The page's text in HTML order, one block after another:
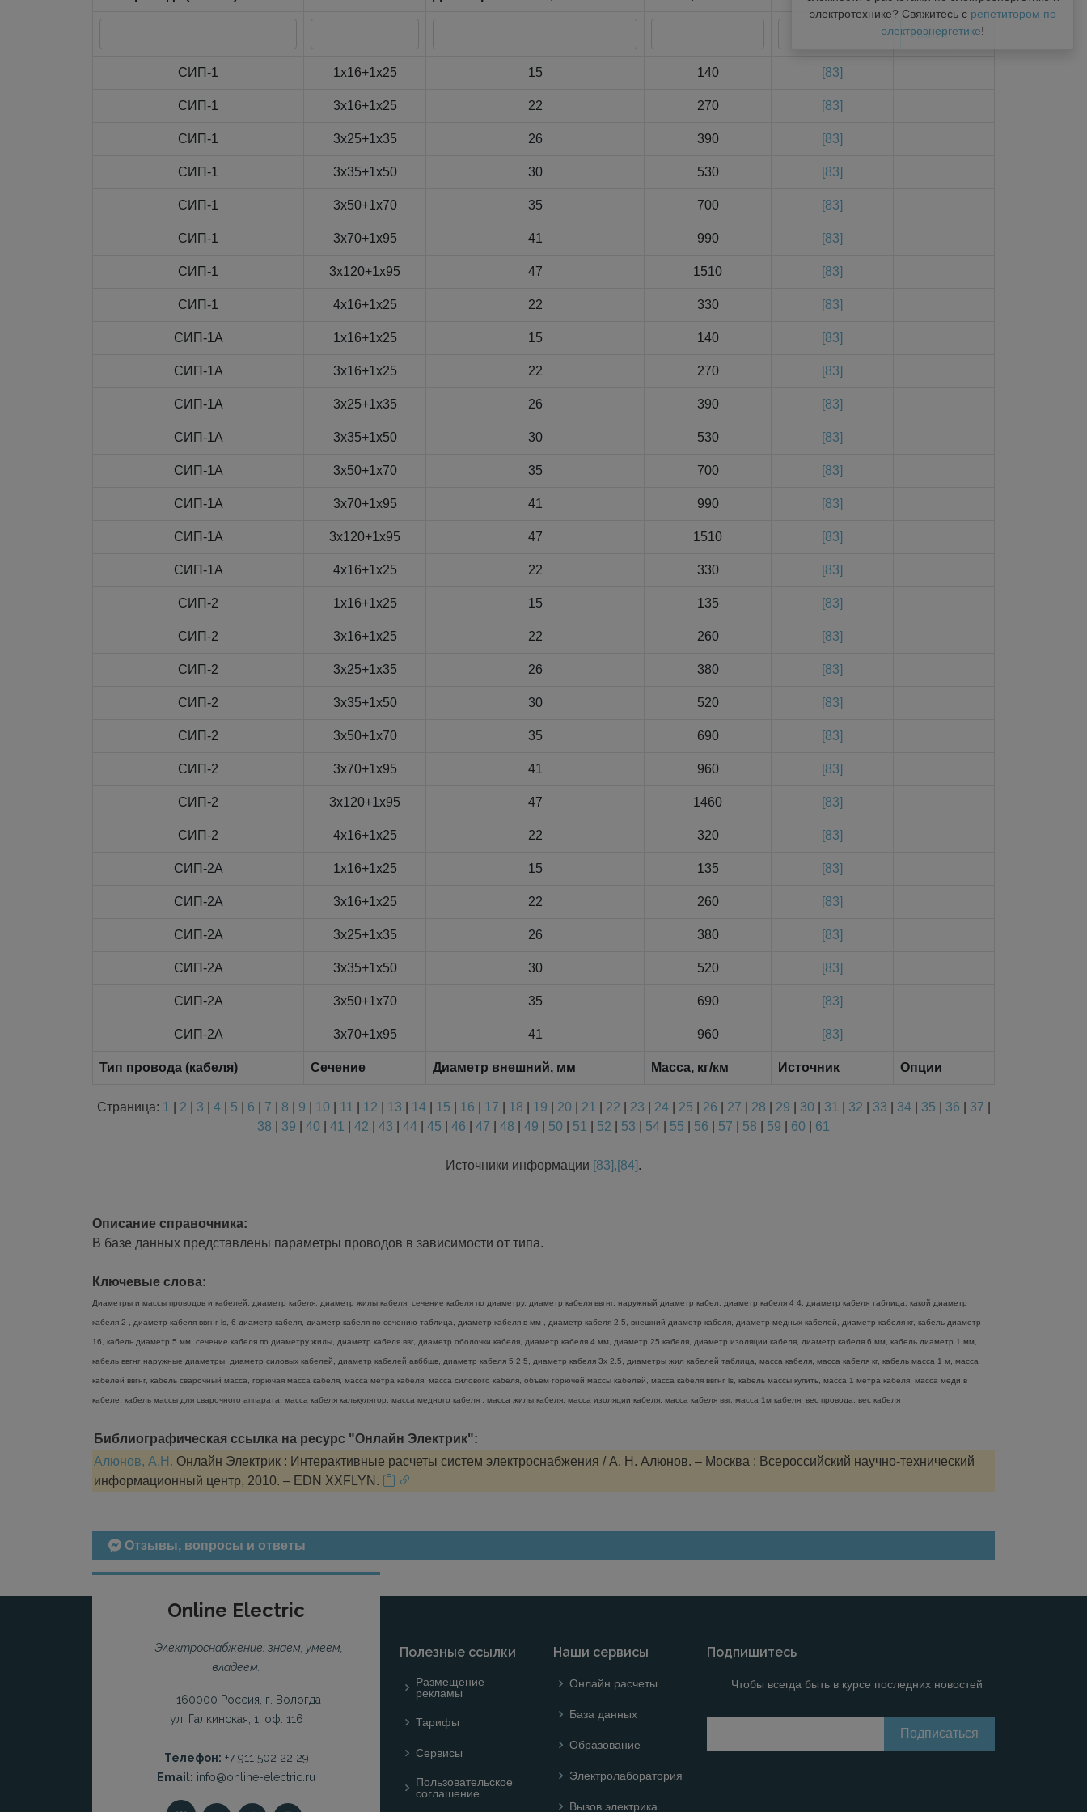
электротехнике? Свяжитесь с репетитором по
электроэнергетике!
СИП-1 1x16+1x25 15 140 [83]
СИП-1 3x16+1x25 22 270 [83]
СИП-1 3x25+1x35 26 390 [83]
СИП-1 3x35+1x50 30 530 [83]
СИП-1 3x50+1x70 35 700 [83]
СИП-1 3x70+1x95 41 990 [83]
СИП-1 3x120+1x95 47 1510 [83]
СИП-1 4x16+1x25 22 330 [83]
СИП-1А 1x16+1x25 15 140 [83]
СИП-1А 3x16+1x25 22 270 [83]
СИП-1А 3x25+1x35 26 390 [83]
СИП-1А 3x35+1x50 30 530 [83]
СИП-1А 3x50+1x70 35 700 [83]
СИП-1А 3x70+1x95 41 990 [83]
СИП-1А 3x120+1x95 47 1510 [83]
СИП-1А 4x16+1x25 22 330 [83]
СИП-2 1x16+1x25 15 135 [83]
СИП-2 3x16+1x25 22 260 [83]
СИП-2 3x25+1x35 26 380 [83]
СИП-2 3x35+1x50 30 520 [83]
СИП-2 3x50+1x70 35 690 [83]
СИП-2 3x70+1x95 41 960 [83]
СИП-2 3x120+1x95 47 1460 [83]
СИП-2 4x16+1x25 22 320 [83]
СИП-2А 1x16+1x25 15 135 [83]
СИП-2А 3x16+1x25 22 260 [83]
СИП-2А 3x25+1x35 26 380 [83]
СИП-2А 3x35+1x50 30 520 [83]
СИП-2А 3x50+1x70 35 690 [83]
СИП-2А 3x70+1x95 41 960 [83]
Тип провода (кабеля) Сечение Диаметр внешний, мм Масса, кг/км Источник Опции
Страница: 1 2 3 4| 5 6 7 8 9 10 11 12 13 14| 15 16 17 18 19 20 21 22 23 24| 25 26 27 28 29 30 31 32 33 34| 35 36 37
38
39 40 41 42 43 44 45 46 47 48 49 50 51 52 53 54 55 56 57 58 59 60 61
Источники информации [83],[84].
Описание справочника:
В базе данных представлены параметры проводов в зависимости от типа.
Ключевые слова:
Диаметры и массы проводов и кабелей, диаметр кабеля, диаметр жилы кабеля, сечение кабеля по диаметру, диаметр кабеля ввгнг, наружный диаметр кабел, диаметр кабеля 4 4, диаметр кабеля таблица, какой диаметр
кабеля 2 , диаметр кабеля ввгнг ls, 6 диаметр кабеля, диаметр кабеля по сечению таблица, диаметр кабеля в мм , диаметр кабеля 2.5, внешний диаметр кабеля, диаметр медных кабелей, диаметр кабеля кг, кабель диаметр
16, кабель диаметр 5 мм, сечение кабеля по диаметру жилы, диаметр кабеля ввг, диаметр оболочки кабеля, диаметр кабеля 4 мм, диаметр 25 кабеля, диаметр изоляции кабеля, диаметр кабеля 6 мм, кабель диаметр 1 мм,
кабель ввгнг наружные диаметры, диаметр силовых кабелей, диаметр кабелей авббшв, диаметр кабеля 5 2 5, диаметр кабеля 3х 2.5, диаметры жил кабелей таблица, масса кабеля, масса кабеля кг, кабель масса 1 м, масса
кабелей ввгнг, кабель сварочный масса, горючая масса кабеля, масса метра кабеля, масса силового кабеля, объем горючей массы кабелей, масса кабеля ввгнг ls, кабель массы купить, масса 1 метра кабеля, масса меди в
кабеле, кабель массы для сварочного аппарата, масса кабеля калькулятор, масса медного кабеля , масса жилы кабеля, масса изоляции кабеля, масса кабеля ввг, масса 1м кабеля, вес провода, вес кабеля
Библиографическая ссылка на ресурс "Онлайн Электрик":
Алюнов, А.Н. Онлайн Электрик : Интерактивные расчеты систем электроснабжения / А. Н. Алюнов. – Москва : Всероссийский научно-технический
информационный центр, 2010. – EDN XXFLYN.
Отзывы, вопросы и ответы
Online Electric
Электроснабжение: знаем, умеем,
владеем.
160000 Россия, г. Вологда
ул. Галкинская, 1, оф. 116
Телефон: +7 911 502 22 29
Email: info@online-electric.ru
Полезные ссылки
Размещение
рекламы
Тарифы
Сервисы
Пользовательское
соглашение
Наши сервисы
Онлайн расчеты
База данных
Образование
Электролаборатория
Вызов электрика
Подпишитесь
Чтобы всегда быть в курсе последних новостей